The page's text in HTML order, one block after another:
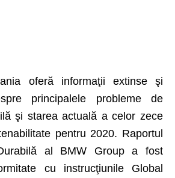
oferă informaţii extinse şi
principalele probleme de
şi starea actuală a celor zece
pentru 2020. Raportul
al BMW Group a fost
cu instrucţiunile Global